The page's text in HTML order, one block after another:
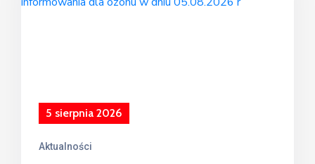
5 sierpnia 2026
Aktualności